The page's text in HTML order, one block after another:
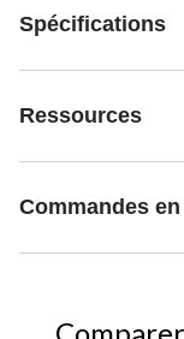
Spécifications
Ressources
Commandes